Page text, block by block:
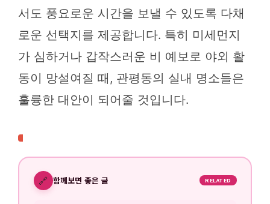
서도 풍요로운 시간을 보낼 수 있도록 다채
로운 선택지를 제공합니다. 특히 미세먼지
가 심하거나 갑작스러운 비 예보로 야외 활
동이 망설여질 때, 관평동의 실내 명소들은
훌륭한 대안이 되어줄 것입니다.
🔗 함께보면 좋은 글 RELATED